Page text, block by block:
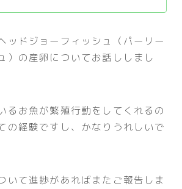
ッドジョーフィッシュ（パーリー
）の産卵についてお話ししまし
るお魚が繁殖行動をしてくれるの
の経験ですし、かなりうれしいで
いて進捗があればまたご報告しま